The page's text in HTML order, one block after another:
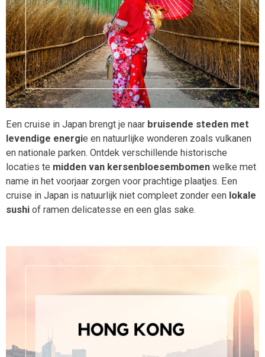
Een cruise in Japan brengt je naar bruisende steden met
levendige energie en natuurlijke wonderen zoals vulkanen
en nationale parken. Ontdek verschillende historische
locaties te midden van kersenbloesembomen welke met
name in het voorjaar zorgen voor prachtige plaatjes. Een
cruise in Japan is natuurlijk niet compleet zonder een lokale
sushi of ramen delicatesse en een glas sake.